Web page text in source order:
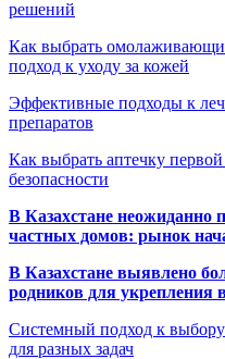
решений
Как выбрать
подход к уходу за кожей
Эффективные подходы к
препаратов
Как выбрать аптечку
безопасности
В Казахстане неожиданно
частных домов: рынок
В Казахстане выявлено
родников для укрепления
Системный подход к
для разных задач